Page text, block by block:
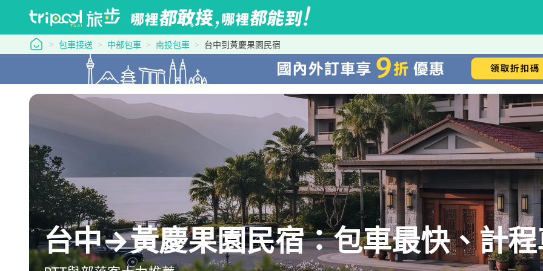
tripool 旅步
包車接送 中部包車 南投包車 台中到黃慶果園民宿
台中→黃慶果園民宿：包車最快、計